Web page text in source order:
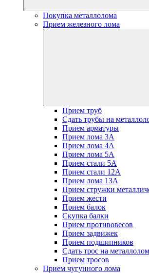
Покупка металлолома
Прием железного лома
Прием труб
Сдать трубы на
Прием арматуры
Прием лома 3А
Прием лома 4А
Прием лома 5А
Прием стали 5А
Прием стали 12А
Прием лома 13А
Прием стружки
Прием жести
Прием балок
Скупка балки
Прием противовесов
Прием задвижек
Прием подшипников
Сдать трос на металлолом
Прием тросов
Прием чугунного лома